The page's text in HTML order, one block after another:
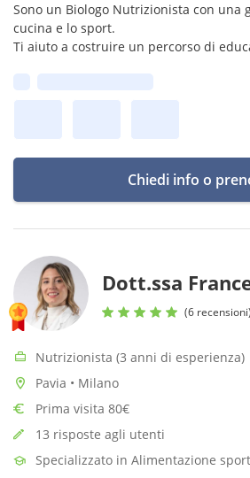
Sono un Biologo Nutrizionista con una
cucina e lo sport.
Ti aiuto a costruire un percorso di
Chiedi info o
Dott.ssa
(6 recensioni)
Nutrizionista (3 anni di esperienza)
Pavia • Milano
Prima visita 80€
13 risposte agli utenti
Specializzato in Alimentazione